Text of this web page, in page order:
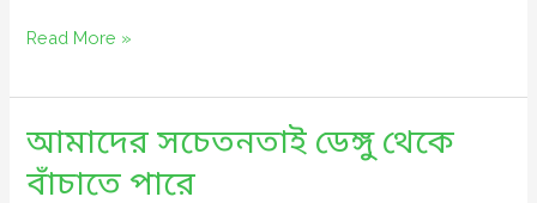
শিশুদের
সংক্রমণের
ঝুঁকি
কমাতে
Read More »
আমাদের সচেতনতাই ডেঙ্গু থেকে
বাঁচাতে পারে